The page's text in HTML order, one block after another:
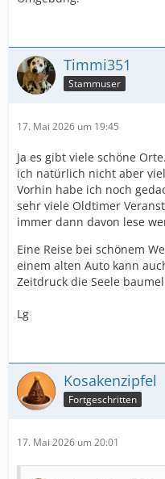
Timmi351
Stammuser
17. Mai 2026 um 19:45
Ja es gibt viele schöne
ich natürlich nicht aber
Vorhin habe ich noch
sehr viele Oldtimer
immer dann davon lese
Eine Reise bei schönem
einem alten Auto kann
Zeitdruck die Seele
Lg
Kosakenzipfel
Fortgeschritten
17. Mai 2026 um 20:01